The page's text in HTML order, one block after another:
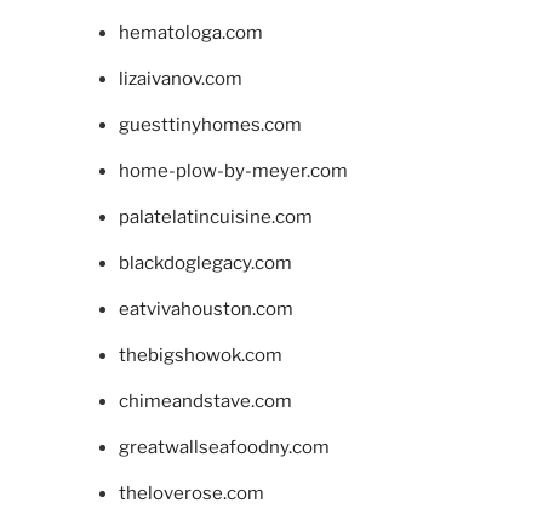
hematologa.com
lizaivanov.com
guesttinyhomes.com
home-plow-by-meyer.com
palatelatincuisine.com
blackdoglegacy.com
eatvivahouston.com
thebigshowok.com
chimeandstave.com
greatwallseafoodny.com
theloverose.com